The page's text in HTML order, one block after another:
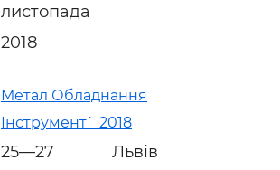
листопада
2018
Метал Обладнання
Інструмент` 2018
25—27
Львів